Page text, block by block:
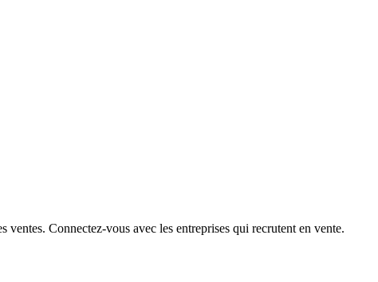
Connectez-vous avec les entreprises qui recrutent en vente.